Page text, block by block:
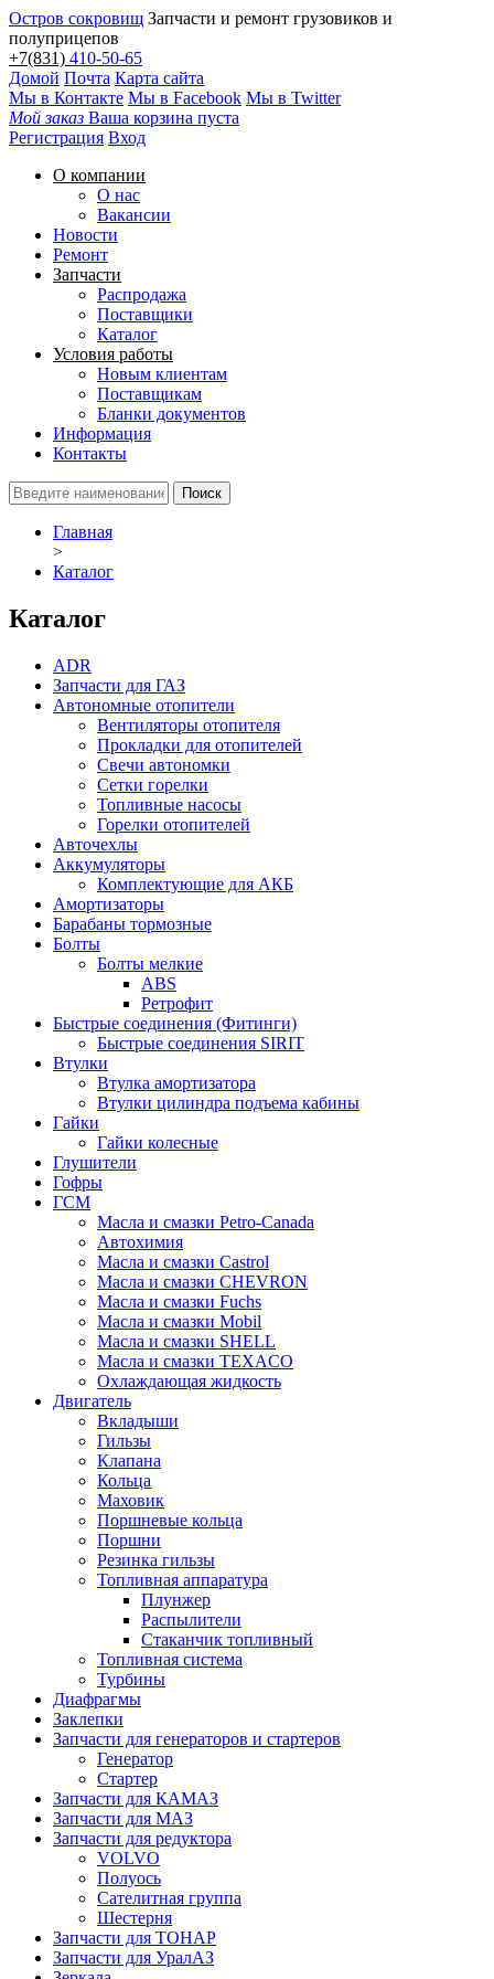
Остров сокровищ Запчасти и ремонт грузовиков и
полуприцепов
+7(831) 410-50-65
Домой Почта Карта сайта
Мы в Контакте Мы в Facebook Мы в Twitter
Мой заказ Ваша корзина пуста
Регистрация Вход
О компании
О нас
Вакансии
Новости
Ремонт
Запчасти
Распродажа
Поставщики
Каталог
Условия работы
Новым клиентам
Поставщикам
Бланки документов
Информация
Контакты
Главная
>
Каталог
Каталог
ADR
Запчасти для ГАЗ
Автономные отопители
Вентиляторы отопителя
Прокладки для отопителей
Свечи автономки
Сетки горелки
Топливные насосы
Горелки отопителей
Авточехлы
Аккумуляторы
Комплектующие для АКБ
Амортизаторы
Барабаны тормозные
Болты
Болты мелкие
ABS
Ретрофит
Быстрые соединения (Фитинги)
Быстрые соединения SIRIT
Втулки
Втулка амортизатора
Втулки цилиндра подъема кабины
Гайки
Гайки колесные
Глушители
Гофры
ГСМ
Масла и смазки Petro-Canada
Автохимия
Масла и смазки Castrol
Масла и смазки CHEVRON
Масла и смазки Fuchs
Масла и смазки Mobil
Масла и смазки SHELL
Масла и смазки TEXACO
Охлаждающая жидкость
Двигатель
Вкладыши
Гильзы
Клапана
Кольца
Маховик
Поршневые кольца
Поршни
Резинка гильзы
Топливная аппаратура
Плунжер
Распылители
Стаканчик топливный
Топливная система
Турбины
Диафрагмы
Заклепки
Запчасти для генераторов и стартеров
Генератор
Стартер
Запчасти для КАМАЗ
Запчасти для МАЗ
Запчасти для редуктора
VOLVO
Полуось
Сателитная группа
Шестерня
Запчасти для ТОНАР
Запчасти для УралАЗ